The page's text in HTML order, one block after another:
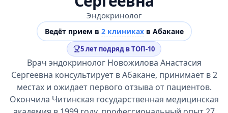
Эндокринолог
Ведёт прием в 2 клиникахв Абакане
5 лет подряд в ТОП-10
Врач эндокринолог Новожилова Анастасия
Сергеевна консультирует в Абакане, принимает в 2
местах и ожидает первого отзыва от пациентов.
Окончила Читинская государственная медицинская